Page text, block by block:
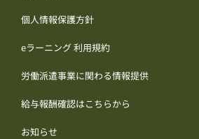
個人情報保護方針
eラーニング 利用規約
労働派遣事業に関わる情報提供
給与報酬確認はこちらから
お知らせ